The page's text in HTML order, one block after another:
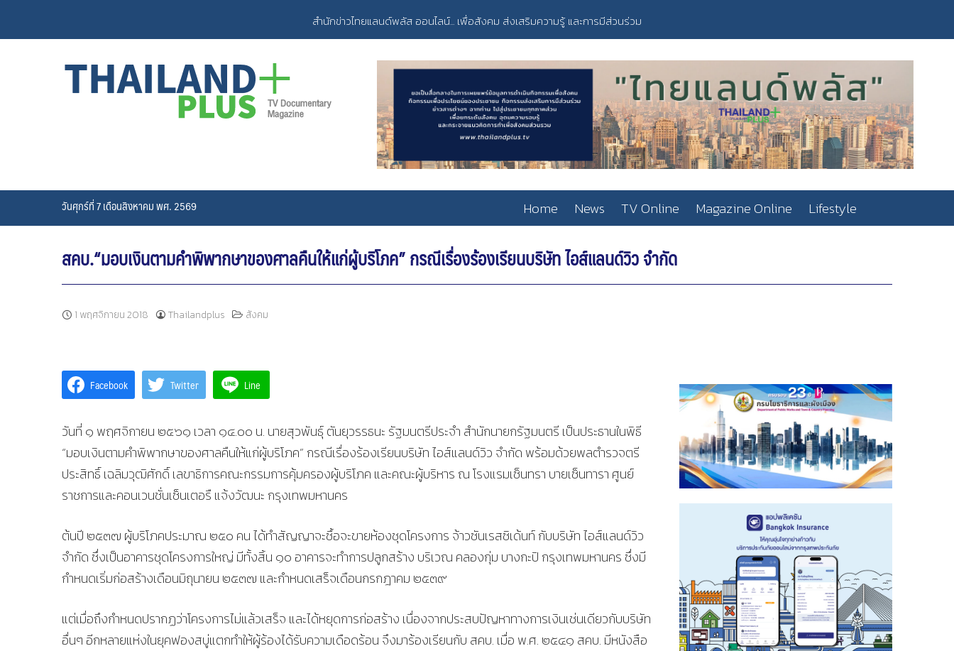
content
สำนักข่าวไทยแลนด์พลัส ออนไลน์... เพื่อสังคม ส่งเสริมความรู้ และการมีส่วนร่วม
วันศุกร์ที่ 7 เดือนสิงหาคม พศ. 2569 Home News TV Online Magazine Online Lifestyle
สคบ.“มอบเงินตามคำพิพากษาของศาลคืนให้แก่ผู้บริโภค” กรณีเรื่องร้องเรียนบริษัท ไอส์แลนด์วิว จำกัด
1 พฤศจิกายน 2018 Thailandplus สังคม
Facebook Twitter Line
วันที่ ๑ พฤศจิกายน ๒๕๖๑ เวลา ๑๔.๐๐ น. นายสุวพันธุ์ ตันยุวรรธนะ รัฐมนตรีประจำ สำนักนายกรัฐมนตรี เป็นประธานในพิธี
“มอบเงินตามคำพิพากษาของศาลคืนให้แก่ผู้บริโภค” กรณีเรื่องร้องเรียนบริษัท ไอส์แลนด์วิว จำกัด พร้อมด้วยพลตำรวจตรี
ประสิทธิ์ เฉลิมวุฒิศักดิ์ เลขาธิการคณะกรรมการคุ้มครองผู้บริโภค และคณะผู้บริหาร ณ โรงแรมเซ็นทรา บายเซ็นทารา ศูนย์
ราชการและคอนเวนชั่นเซ็นเตอรื แจ้งวัฒนะ กรุงเทพมหานคร
ต้นปี ๒๕๓๗ ผู้บริโภคประมาณ ๒๕๐ คน ได้ทำสัญญาจะซื้อจะขายห้องชุดโครงการ จ้าวซันเรสซิเด้นท์ กับบริษัท ไอส์แลนด์วิว
จำกัด ซึ่งเป็นอาคารชุดโครงการใหญ่ มีทั้งสิ้น ๑๐ อาคารจะทำการปลูกสร้าง บริเวณ คลองกุ่ม บางกะปิ กรุงเทพมหานคร ซึ่งมี
กำหนดเริ่มก่อสร้างเดือนมิถุนายน ๒๕๓๗ และกำหนดเสร็จเดือนกรกฎาคม ๒๕๓๙
แต่เมื่อถึงกำหนดปรากฏว่าโครงการไม่แล้วเสร็จ และได้หยุดการก่อสร้าง เนื่องจากประสบปัญหาทางการเงินเช่นเดียวกับบริษัท
อื่นๆ อีกหลายแห่งในยุคฟองสบู่แตกทำให้ผู้ร้องได้รับความเดือดร้อน จึงมาร้องเรียนกับ สคบ. เมื่อ พ.ศ. ๒๕๔๑ สคบ. มีหนังสือ